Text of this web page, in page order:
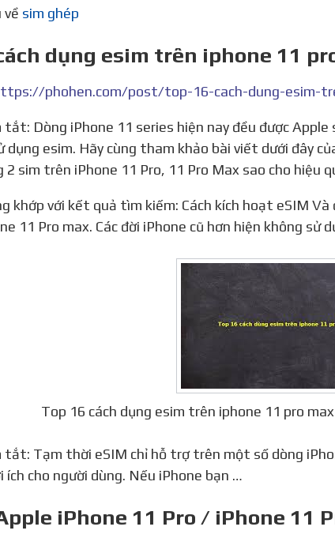
về sim ghép
dụng esim trên iphone 11
dụng esim. Hãy cùng tham khảo bài viết dưới đây
2 sim trên iPhone 11 Pro, 11 Pro Max sao cho hiệu
11 Pro max. Các đời iPhone cũ hơn hiện không sử
Top 16 cách dụng esim trên iphone 11 pro
ích cho người dùng. Nếu iPhone bạn …
iPhone 11 Pro / iPhone 11